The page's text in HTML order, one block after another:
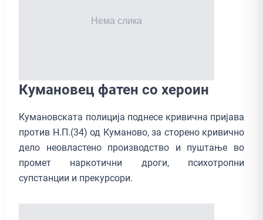
Кумановец фатен со хероин
Кумановската полиција поднесе кривична пријава
против Н.П.(34) од Куманово, за сторено кривично
дело неовластено производство и пуштање во
промет наркотични дроги, психотропни
супстанции и прекурсори.